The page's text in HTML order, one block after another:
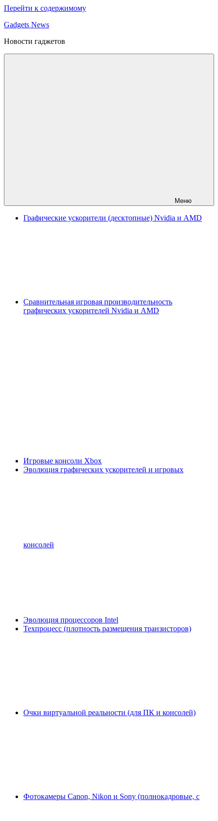
Перейти к содержимому
Gadgets News
Новости гаджетов
Меню
Графические ускорители (десктопные) Nvidia и AMD
Сравнительная игровая производительность
графических ускорителей Nvidia и AMD
Игровые консоли Xbox
Эволюция графических ускорителей и игровых
консолей
Эволюция процессоров Intel
Техпроцесс (плотность размещения транзисторов)
Очки виртуальной реальности (для ПК и консолей)
Фотокамеры Canon, Nikon и Sony (полнокадровые, с